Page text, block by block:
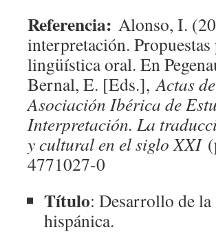
Referencia: Alonso, I.
interpretación.
lingüística oral. En
Bernal, E. [Eds.],Actas
Asociación Ibérica de
Interpretación. La
y cultural en el siglo XXI
4771027-0
Título: Desarrollo de
hispánica.